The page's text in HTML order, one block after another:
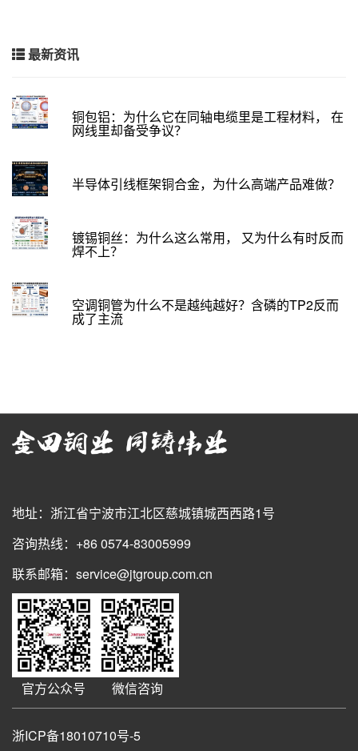
最新资讯
铜包铝：为什么它在同轴电缆里是工程材料， 在
网线里却备受争议？
半导体引线框架铜合金，为什么高端产品难做？
镀锡铜丝：为什么这么常用， 又为什么有时反而
焊不上？
空调铜管为什么不是越纯越好？含磷的TP2反而
成了主流
地址：浙江省宁波市江北区慈城镇城西西路1号
咨询热线：+86 0574-83005999
联系邮箱：service@jtgroup.com.cn
官方公众号 微信咨询
浙ICP备18010710号-5